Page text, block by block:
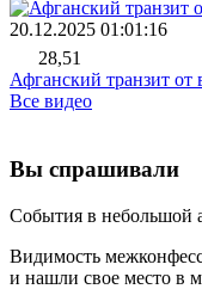
20.12.2025 01:01:16
28,51
Афганский транзит от
Все видео
Вы спрашивали
События в небольшой
Видимость
и нашли свое место в